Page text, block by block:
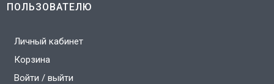
ПОЛЬЗОВАТЕЛЮ
Личный кабинет
Корзина
Войти / выйти